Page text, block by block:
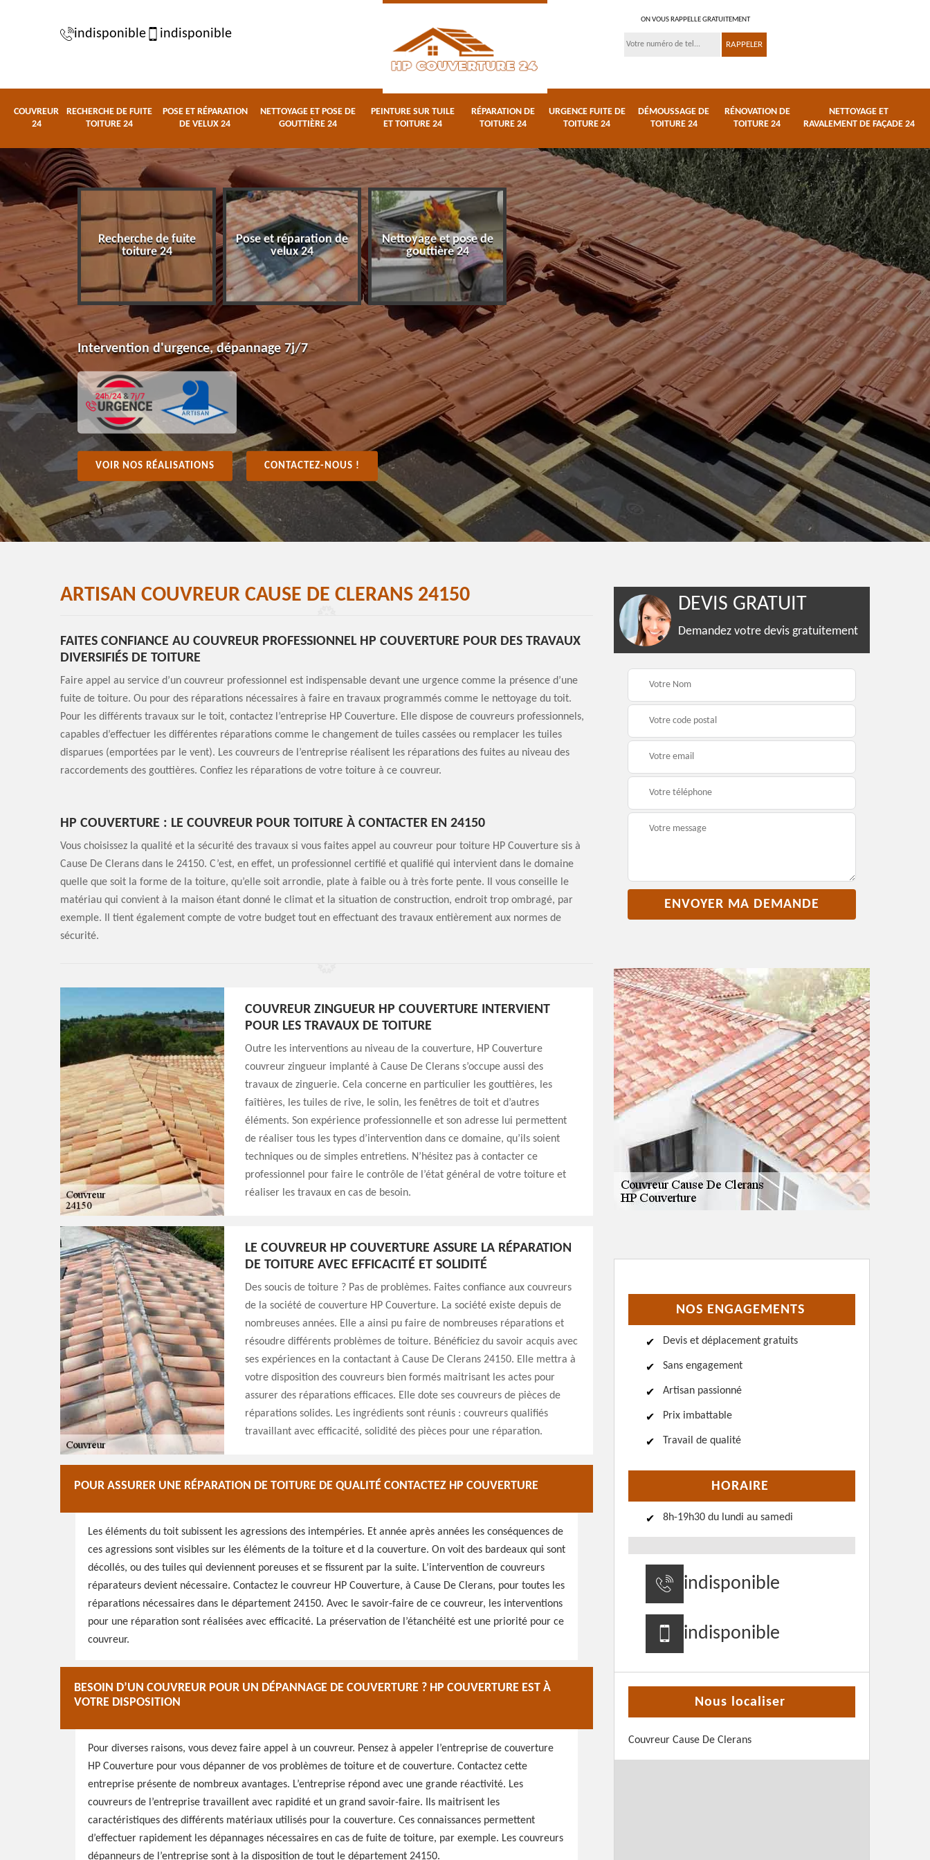
indisponible indisponible
ON VOUS RAPPELLE GRATUITEMENT
COUVREUR
24
RECHERCHE DE FUITE
TOITURE 24
POSE ET RÉPARATION
DE VELUX 24
NETTOYAGE ET POSE DE
GOUTTIÈRE 24
PEINTURE SUR TUILE
ET TOITURE 24
RÉPARATION DE
TOITURE 24
URGENCE FUITE DE
TOITURE 24
DÉMOUSSAGE DE
TOITURE 24
RÉNOVATION DE
TOITURE 24
NETTOYAGE ET
RAVALEMENT DE FAÇADE 24
24
Recherche de fuite
toiture 24
Pose et réparation de
velux 24
Nettoyage et pose de
gouttière 24
Peinture sur tuile et
toiture 24
Réparation de toiture
24
Urgence fuite de
toiture 24
Intervention d'urgence, dépannage 7j/7
VOIR NOS RÉALISATIONS CONTACTEZ-NOUS !
ARTISAN COUVREUR CAUSE DE CLERANS 24150
FAITES CONFIANCE AU COUVREUR PROFESSIONNEL HP COUVERTURE POUR DES TRAVAUX
DIVERSIFIÉS DE TOITURE
Faire appel au service d’un couvreur professionnel est indispensable devant une urgence comme la présence d’une
fuite de toiture. Ou pour des réparations nécessaires à faire en travaux programmés comme le nettoyage du toit.
Pour les différents travaux sur le toit, contactez l’entreprise HP Couverture. Elle dispose de couvreurs professionnels,
capables d’effectuer les différentes réparations comme le changement de tuiles cassées ou remplacer les tuiles
disparues (emportées par le vent). Les couvreurs de l’entreprise réalisent les réparations des fuites au niveau des
raccordements des gouttières. Confiez les réparations de votre toiture à ce couvreur.
HP COUVERTURE : LE COUVREUR POUR TOITURE À CONTACTER EN 24150
Vous choisissez la qualité et la sécurité des travaux si vous faites appel au couvreur pour toiture HP Couverture sis à
Cause De Clerans dans le 24150. C’est, en effet, un professionnel certifié et qualifié qui intervient dans le domaine
quelle que soit la forme de la toiture, qu’elle soit arrondie, plate à faible ou à très forte pente. Il vous conseille le
matériau qui convient à la maison étant donné le climat et la situation de construction, endroit trop ombragé, par
exemple. Il tient également compte de votre budget tout en effectuant des travaux entièrement aux normes de
sécurité.
COUVREUR ZINGUEUR HP COUVERTURE INTERVIENT
POUR LES TRAVAUX DE TOITURE
Outre les interventions au niveau de la couverture, HP Couverture
couvreur zingueur implanté à Cause De Clerans s’occupe aussi des
travaux de zinguerie. Cela concerne en particulier les gouttières, les
faîtières, les tuiles de rive, le solin, les fenêtres de toit et d’autres
éléments. Son expérience professionnelle et son adresse lui permettent
de réaliser tous les types d’intervention dans ce domaine, qu’ils soient
techniques ou de simples entretiens. N’hésitez pas à contacter ce
professionnel pour faire le contrôle de l’état général de votre toiture et
réaliser les travaux en cas de besoin.
LE COUVREUR HP COUVERTURE ASSURE LA RÉPARATION
DE TOITURE AVEC EFFICACITÉ ET SOLIDITÉ
Des soucis de toiture ? Pas de problèmes. Faites confiance aux couvreurs
de la société de couverture HP Couverture. La société existe depuis de
nombreuses années. Elle a ainsi pu faire de nombreuses réparations et
résoudre différents problèmes de toiture. Bénéficiez du savoir acquis avec
ses expériences en la contactant à Cause De Clerans 24150. Elle mettra à
votre disposition des couvreurs bien formés maitrisant les actes pour
assurer des réparations efficaces. Elle dote ses couvreurs de pièces de
réparations solides. Les ingrédients sont réunis : couvreurs qualifiés
travaillant avec efficacité, solidité des pièces pour une réparation.
POUR ASSURER UNE RÉPARATION DE TOITURE DE QUALITÉ CONTACTEZ HP COUVERTURE
Les éléments du toit subissent les agressions des intempéries. Et année après années les conséquences de
ces agressions sont visibles sur les éléments de la toiture et d la couverture. On voit des bardeaux qui sont
décollés, ou des tuiles qui deviennent poreuses et se fissurent par la suite. L’intervention de couvreurs
réparateurs devient nécessaire. Contactez le couvreur HP Couverture, à Cause De Clerans, pour toutes les
réparations nécessaires dans le département 24150. Avec le savoir-faire de ce couvreur, les interventions
pour une réparation sont réalisées avec efficacité. La préservation de l’étanchéité est une priorité pour ce
couvreur.
BESOIN D’UN COUVREUR POUR UN DÉPANNAGE DE COUVERTURE ? HP COUVERTURE EST À
VOTRE DISPOSITION
Pour diverses raisons, vous devez faire appel à un couvreur. Pensez à appeler l’entreprise de couverture
HP Couverture pour vous dépanner de vos problèmes de toiture et de couverture. Contactez cette
entreprise présente de nombreux avantages. L’entreprise répond avec une grande réactivité. Les
couvreurs de l’entreprise travaillent avec rapidité et un grand savoir-faire. Ils maitrisent les
caractéristiques des différents matériaux utilisés pour la couverture. Ces connaissances permettent
d’effectuer rapidement les dépannages nécessaires en cas de fuite de toiture, par exemple. Les couvreurs
dépanneurs de l’entreprise sont à la disposition de tout le département 24150.
DEVIS GRATUIT
Demandez votre devis gratuitement
NOS ENGAGEMENTS
Devis et déplacement gratuits
Sans engagement
Artisan passionné
Prix imbattable
Travail de qualité
HORAIRE
8h-19h30 du lundi au samedi
indisponible
indisponible
Nous localiser
Couvreur Cause De Clerans